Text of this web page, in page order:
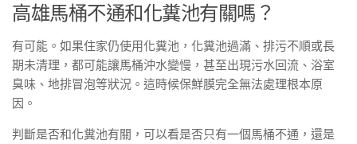
高雄馬桶不通和化糞池有關嗎？
有可能。如果住家仍使用化糞池，化糞池過滿、排污不順或長
期未清理，都可能讓馬桶沖水變慢，甚至出現污水回流、浴室
臭味、地排冒泡等狀況。這時候保鮮膜完全無法處理根本原
因。
判斷是否和化糞池有關，可以看是否只有一個馬桶不通，還是